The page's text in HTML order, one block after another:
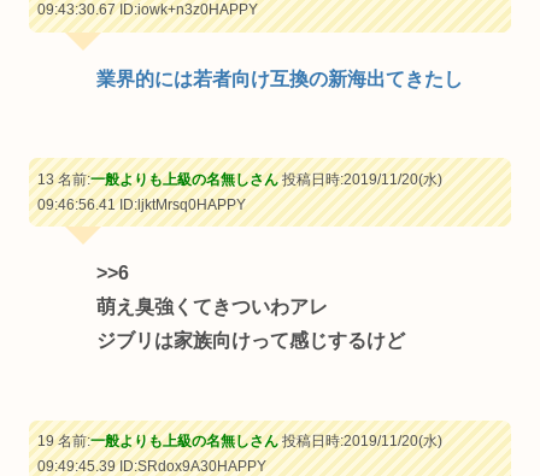
09:43:30.67ID:iowk+n3z0HAPPY
業界的には若者向け互換の新海出てきたし
13 名前:一般よりも上級の名無しさん投稿日時:2019/11/20(水)
09:46:56.41ID:ljktMrsq0HAPPY
>>6
萌え臭強くてきついわアレ
ジブリは家族向けって感じするけど
19 名前:一般よりも上級の名無しさん投稿日時:2019/11/20(水)
09:49:45.39ID:SRdox9A30HAPPY